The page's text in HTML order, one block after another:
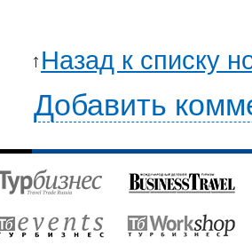
Назад к списку
Добавить